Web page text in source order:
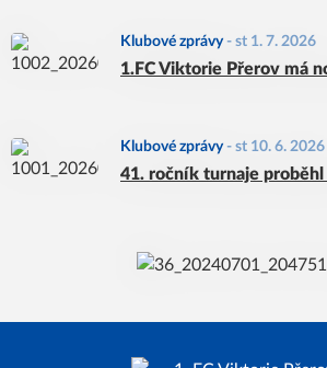
Klubové zprávy- st 1. 7. 2026
1.FC Viktorie Přerov má
Klubové zprávy- st 10. 6. 2026
41. ročník turnaje